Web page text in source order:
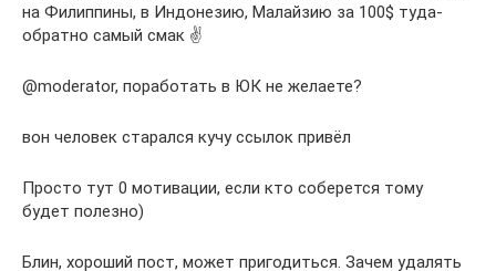
на Филиппины, в Индонезию, Малайзию за 100$ туда-
обратно самый смак ✌
@moderator, поработать в ЮК не желаете?
вон человек старался кучу ссылок привёл
Просто тут 0 мотивации, если кто соберется тому
будет полезно)
Блин, хороший пост, может пригодиться. Зачем удалять